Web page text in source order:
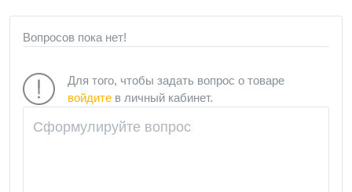
Вопросов пока нет!
Для того, чтобы задать вопрос о товаре
войдите в личный кабинет.